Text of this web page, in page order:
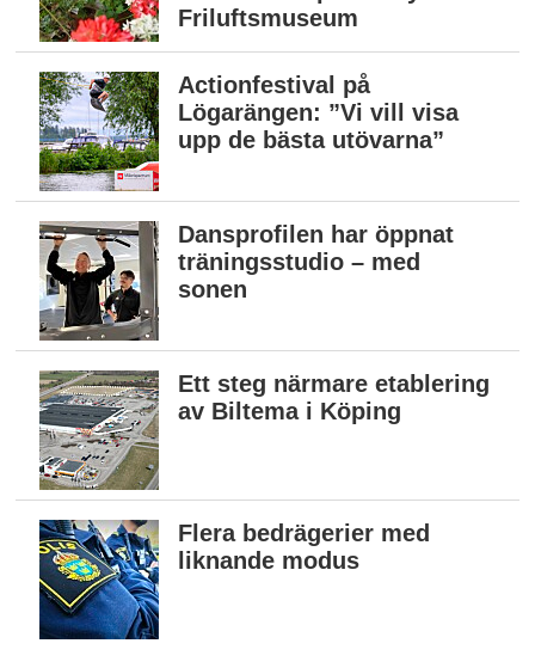
Friluftsmuseum
Actionfestival på
Lögarängen: ”Vi vill visa
upp de bästa utövarna”
Dansprofilen har öppnat
träningsstudio – med
sonen
Ett steg närmare etablering
av Biltema i Köping
Flera bedrägerier med
liknande modus